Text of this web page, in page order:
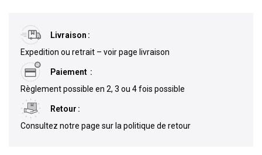
Livraison
Expedition ou retrait – voir page livraison
Paiement
Règlement possible en 2, 3 ou 4 fois possible
Retour
Consultez notre page sur la politique de retour